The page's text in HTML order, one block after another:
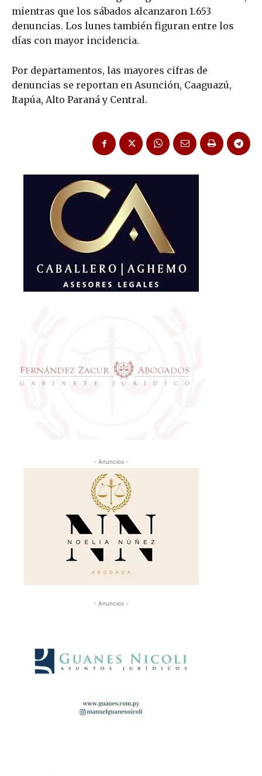
mientras que los sábados alcanzaron 1.653
denuncias. Los lunes también figuran entre los
días con mayor incidencia.
Por departamentos, las mayores cifras de
denuncias se reportan en Asunción, Caaguazú,
Itapúa, Alto Paraná y Central.
- Anuncios -
- Anuncios -